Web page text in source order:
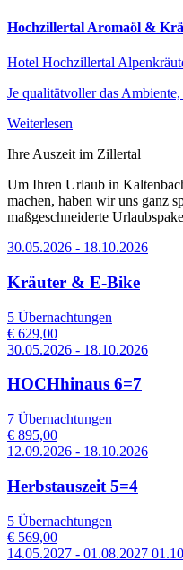
Hochzillertal Aromaöl &
Hotel Hochzillertal
Je qualitätvoller das
Weiterlesen
Ihre Auszeit im Zillertal
Um Ihren Urlaub in
machen, haben wir uns ganz
maßgeschneiderte
30.05.2026 - 18.10.2026
Kräuter & E-Bike
5 Übernachtungen
€ 629,00
30.05.2026 - 18.10.2026
HOCHhinaus 6=7
7 Übernachtungen
€ 895,00
12.09.2026 - 18.10.2026
Herbstauszeit 5=4
5 Übernachtungen
€ 569,00
14.05.2027 - 01.08.2027